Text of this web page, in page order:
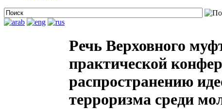
Речь Верховного
практической
распространению
терроризма среди